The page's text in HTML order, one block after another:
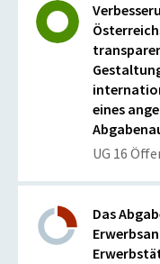
eines
UG 16
Das